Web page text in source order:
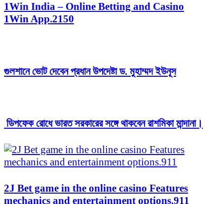
1Win India – Online Betting and Casino
1Win App.2150
গুলশানে ভোট দেবেন প্রধান উপদেষ্টা ড. মুহাম্মদ ইউনূস
ডিপফেক রোধে ভারত সরকারের সঙ্গে থাকবেন রাশমিকা মান্দানা।
2J Bet game in the online casino Features
mechanics and entertainment options.911